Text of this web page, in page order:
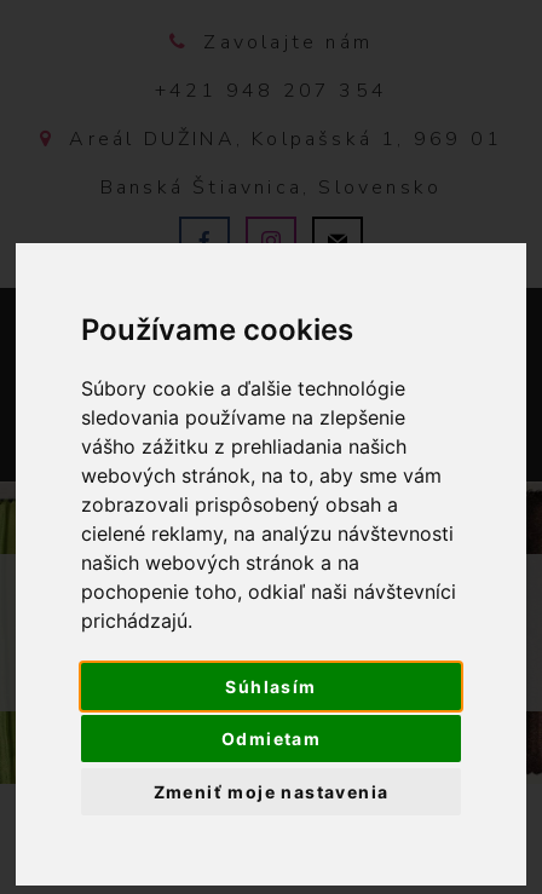
Používame cookies
Súbory cookie a ďalšie technológie
sledovania používame na zlepšenie
vášho zážitku z prehliadania našich
webových stránok, na to, aby sme vám
zobrazovali prispôsobený obsah a
cielené reklamy, na analýzu návštevnosti
našich webových stránok a na
pochopenie toho, odkiaľ naši návštevníci
prichádzajú.
Súhlasím
Odmietam
Zmeniť moje nastavenia
Zavolajte nám
+421 948 207 354
Areál DUŽINA, Kolpašská 1, 969 01
Banská Štiavnica, Slovensko
OBCHOD GALANTÉRIA KRAJKY
KRAJKA VZDUŠNÁ 30 MM ZVONČEKY -
KRÉMOVÁ